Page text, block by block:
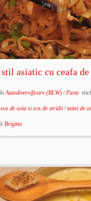
asiatic cu ceafa de
Autodiversificare (BLW)/Paste
de soia si sos de stridii/taitei de
Brigitta